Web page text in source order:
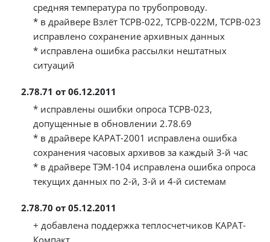
средняя температура по трубопроводу.
* в драйвере Взлёт ТСРВ-022, ТСРВ-022М, ТСРВ-023
исправлено сохранение архивных данных
* исправлена ошибка рассылки нештатных
ситуаций
2.78.71 от 06.12.2011
* исправлены ошибки опроса ТСРВ-023,
допущенные в обновлении 2.78.69
* в драйвере КАРАТ-2001 исправлена ошибка
сохранения часовых архивов за каждый 3-й час
* в драйвере ТЭМ-104 исправлена ошибка опроса
текущих данных по 2-й, 3-й и 4-й системам
2.78.70 от 05.12.2011
+ добавлена поддержка теплосчетчиков КАРАТ-
Компакт